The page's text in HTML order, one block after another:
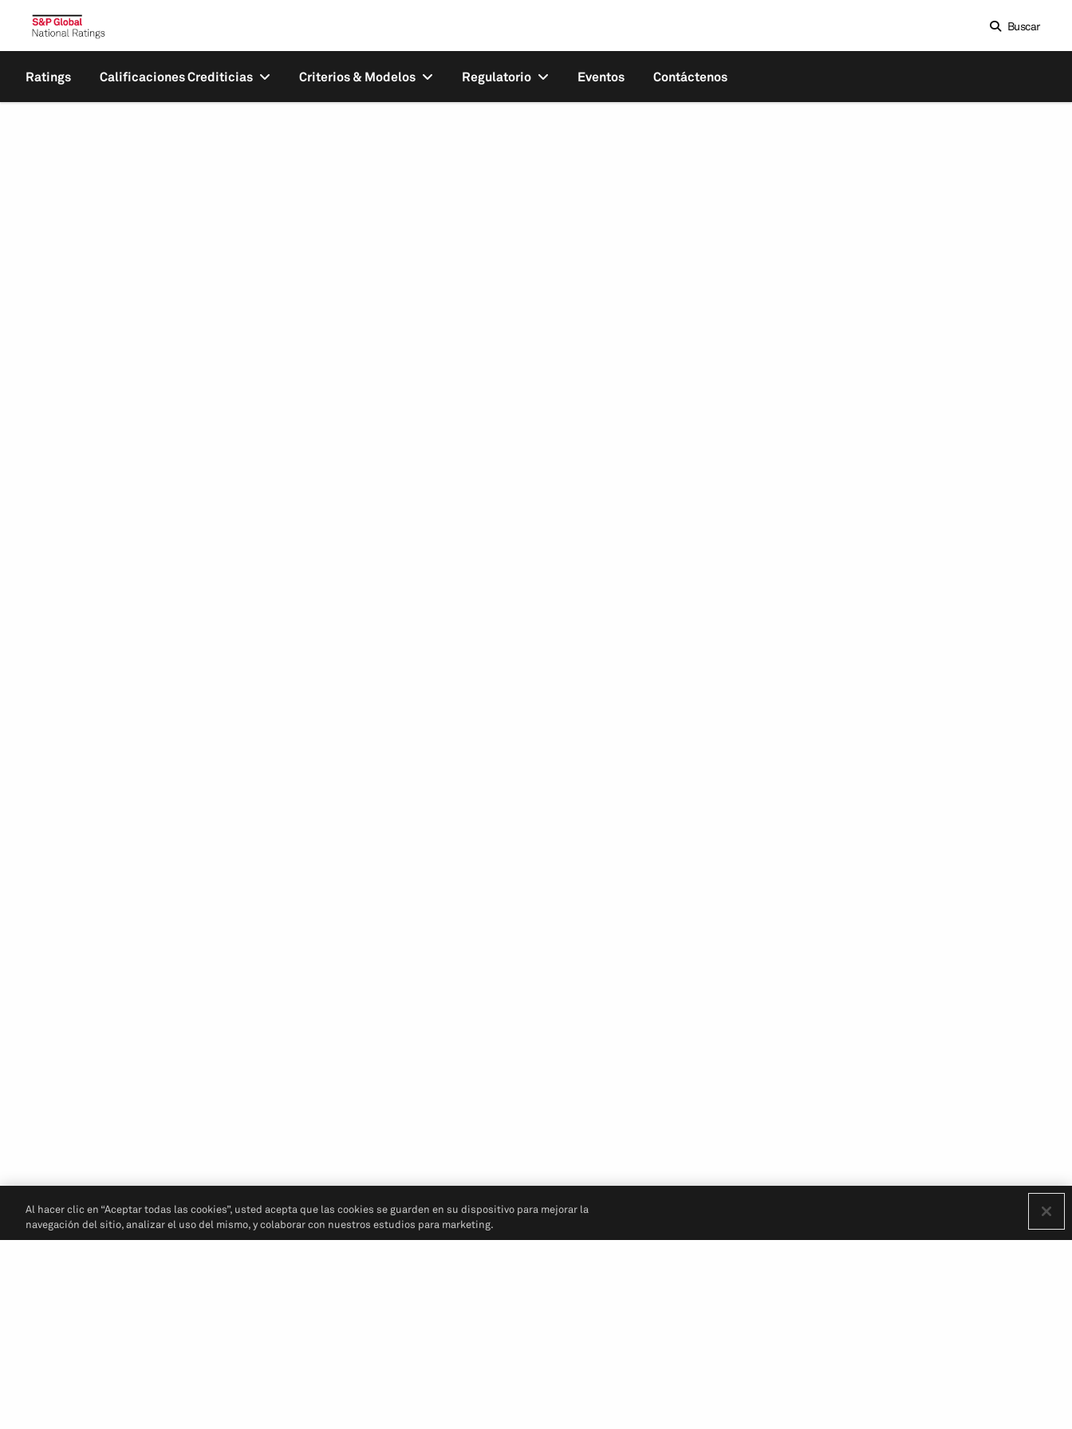
Buscar
Ratings Calificaciones Crediticias Criterios & Modelos Regulatorio Eventos Contáctenos
Al hacer clic en “Aceptar todas las cookies”, usted acepta que las cookies se guarden en su dispositivo para mejorar la
navegación del sitio, analizar el uso del mismo, y colaborar con nuestros estudios para marketing.